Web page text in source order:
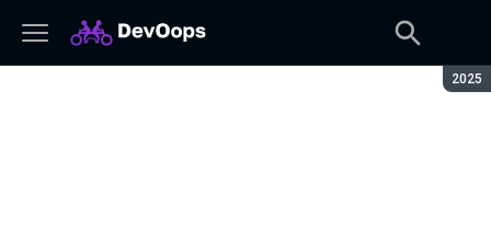
2025